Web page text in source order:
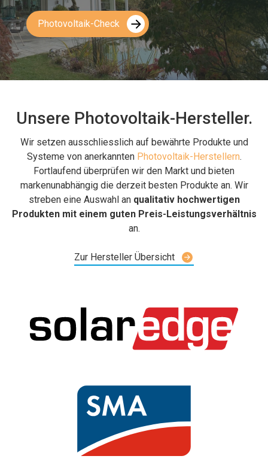
Photovoltaik-Check
Unsere Photovoltaik-Hersteller.
Wir setzen ausschliesslich auf bewährte Produkte und
Systeme von anerkannten Photovoltaik-Herstellern.
Fortlaufend überprüfen wir den Markt und bieten
markenunabhängig die derzeit besten Produkte an. Wir
streben eine Auswahl an qualitativ hochwertigen
Produkten mit einem guten Preis-Leistungsverhältnis
an.
Zur Hersteller Übersicht